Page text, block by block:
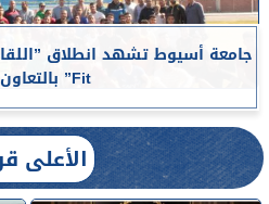
Fit” بالتعاون مع...
الأعلى